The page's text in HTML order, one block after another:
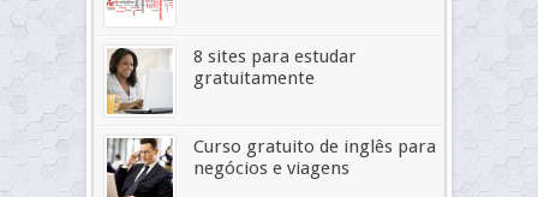
8 sites para estudar
gratuitamente
Curso gratuito de inglês para
negócios e viagens